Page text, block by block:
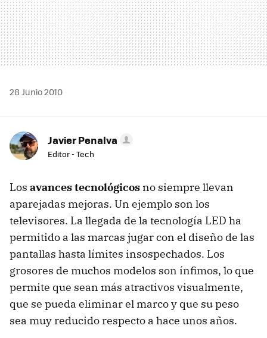
28 Junio 2010
Javier Penalva
Editor - Tech
Los avances tecnológicos no siempre llevan
aparejadas mejoras. Un ejemplo son los
televisores. La llegada de la tecnología LED ha
permitido a las marcas jugar con el diseño de las
pantallas hasta límites insospechados. Los
grosores de muchos modelos son ínfimos, lo que
permite que sean más atractivos visualmente,
que se pueda eliminar el marco y que su peso
sea muy reducido respecto a hace unos años.